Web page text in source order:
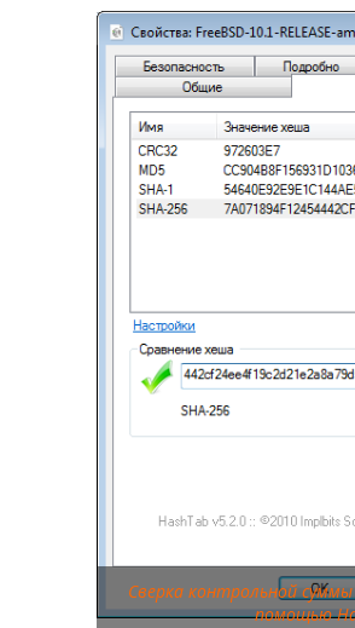
Сверка контрольной суммы
помощью